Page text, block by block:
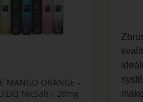
MANGO ORANGE -
NicSalt - 20mg